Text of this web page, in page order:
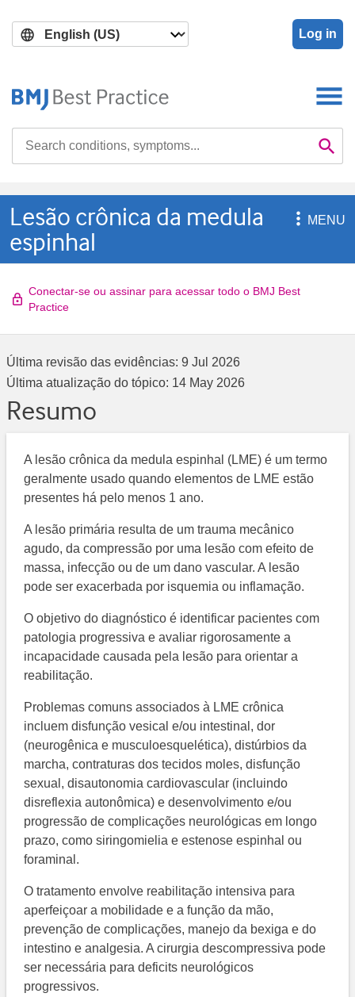
main
search
Log in

Lesão crônica da medula
espinhal
MENU
Conectar-se ou assinar para acessar todo o BMJ Best
Practice
Última revisão das evidências: 9 Jul 2026
Última atualização do tópico: 14 May 2026
Resumo
A lesão crônica da medula espinhal (LME) é um termo
geralmente usado quando elementos de LME estão
presentes há pelo menos 1 ano.
A lesão primária resulta de um trauma mecânico
agudo, da compressão por uma lesão com efeito de
massa, infecção ou de um dano vascular. A lesão
pode ser exacerbada por isquemia ou inflamação.
O objetivo do diagnóstico é identificar pacientes com
patologia progressiva e avaliar rigorosamente a
incapacidade causada pela lesão para orientar a
reabilitação.
Problemas comuns associados à LME crônica
incluem disfunção vesical e/ou intestinal, dor
(neurogênica e musculoesquelética), distúrbios da
marcha, contraturas dos tecidos moles, disfunção
sexual, disautonomia cardiovascular (incluindo
disreflexia autonômica) e desenvolvimento e/ou
progressão de complicações neurológicas em longo
prazo, como siringomielia e estenose espinhal ou
foraminal.
O tratamento envolve reabilitação intensiva para
aperfeiçoar a mobilidade e a função da mão,
prevenção de complicações, manejo da bexiga e do
intestino e analgesia. A cirurgia descompressiva pode
ser necessária para deficits neurológicos
progressivos.